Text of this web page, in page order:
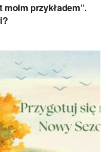
przykładem”.